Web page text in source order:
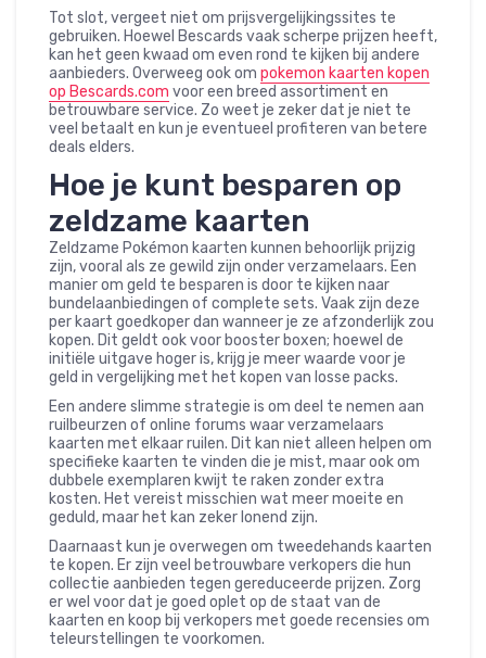
Tot slot, vergeet niet om prijsvergelijkingssites te
gebruiken. Hoewel Bescards vaak scherpe prijzen heeft,
kan het geen kwaad om even rond te kijken bij andere
aanbieders. Overweeg ook om pokemon kaarten kopen
op Bescards.com voor een breed assortiment en
betrouwbare service. Zo weet je zeker dat je niet te
veel betaalt en kun je eventueel profiteren van betere
deals elders.
Hoe je kunt besparen op
zeldzame kaarten
Zeldzame Pokémon kaarten kunnen behoorlijk prijzig
zijn, vooral als ze gewild zijn onder verzamelaars. Een
manier om geld te besparen is door te kijken naar
bundelaanbiedingen of complete sets. Vaak zijn deze
per kaart goedkoper dan wanneer je ze afzonderlijk zou
kopen. Dit geldt ook voor booster boxen; hoewel de
initiële uitgave hoger is, krijg je meer waarde voor je
geld in vergelijking met het kopen van losse packs.
Een andere slimme strategie is om deel te nemen aan
ruilbeurzen of online forums waar verzamelaars
kaarten met elkaar ruilen. Dit kan niet alleen helpen om
specifieke kaarten te vinden die je mist, maar ook om
dubbele exemplaren kwijt te raken zonder extra
kosten. Het vereist misschien wat meer moeite en
geduld, maar het kan zeker lonend zijn.
Daarnaast kun je overwegen om tweedehands kaarten
te kopen. Er zijn veel betrouwbare verkopers die hun
collectie aanbieden tegen gereduceerde prijzen. Zorg
er wel voor dat je goed oplet op de staat van de
kaarten en koop bij verkopers met goede recensies om
teleurstellingen te voorkomen.